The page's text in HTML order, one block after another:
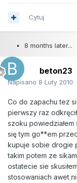
Cytuj
8 months later...
beton23
Napisano 8 Luty 2010
Co do zapachu tez
pierwszy raz
szoku
się tym go**em
kupuje sobie drogie
takim potem ze
ostatecie sie
stosowaniach awet